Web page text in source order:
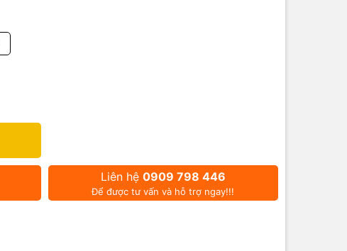
Liên hệ 0909 798 446
Để được tư vấn và hỗ trợ ngay!!!